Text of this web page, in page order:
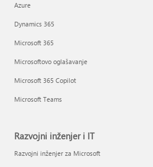
Azure
Dynamics 365
Microsoft 365
Microsoftovo oglašavanje
Microsoft 365 Copilot
Microsoft Teams
Razvojni inženjer i IT
Razvojni inženjer za Microsoft